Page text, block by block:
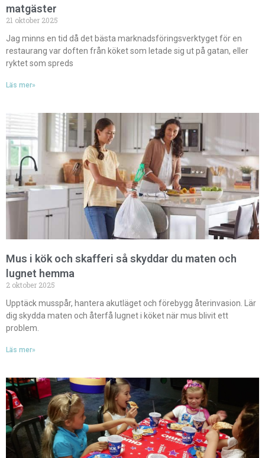
matgäster
21 oktober 2025
Jag minns en tid då det bästa marknadsföringsverktyget för en
restaurang var doften från köket som letade sig ut på gatan, eller
ryktet som spreds
Läs mer»
Mus i kök och skafferi så skyddar du maten och
lugnet hemma
2 oktober 2025
Upptäck musspår, hantera akutläget och förebygg återinvasion. Lär
dig skydda maten och återfå lugnet i köket när mus blivit ett
problem.
Läs mer»